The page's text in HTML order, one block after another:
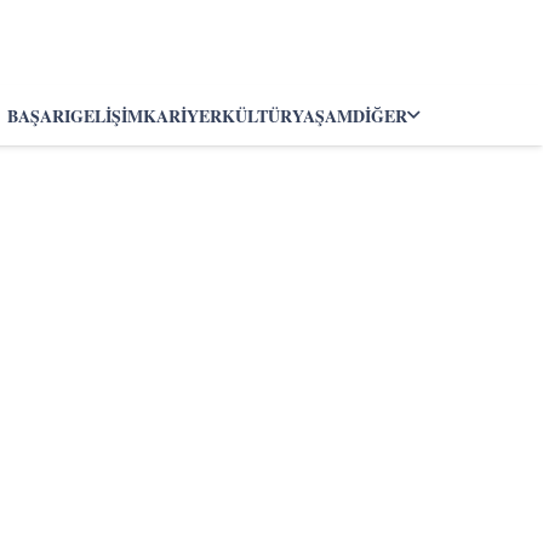
BAŞARIGELIŞIMKARIYERKÜLTÜRYAŞAMDIĞER